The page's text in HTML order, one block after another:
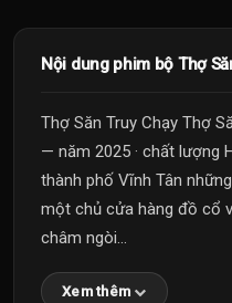
Nội dung phim bộ Thợ
Thợ Săn Truy Chạy Thợ
— năm 2025 · chất lượng
thành phố Vĩnh Tân
một chủ cửa hàng đồ cổ
châm ngòi...
Xem thêm